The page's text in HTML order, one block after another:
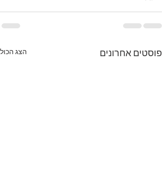
פוסטים אחרונים הצג הכול